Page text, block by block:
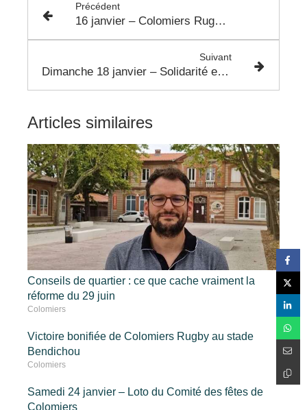
Précédent
16 janvier – Colomiers Rugby vs Oyonnax à Michel Bendichou
Suivant
Dimanche 18 janvier – Solidarité et culture à Colomiers
Articles similaires
Conseils de quartier : ce que cache vraiment la
réforme du 29 juin
Colomiers
Victoire bonifiée de Colomiers Rugby au stade
Bendichou
Colomiers
Samedi 24 janvier – Loto du Comité des fêtes de
Colomiers